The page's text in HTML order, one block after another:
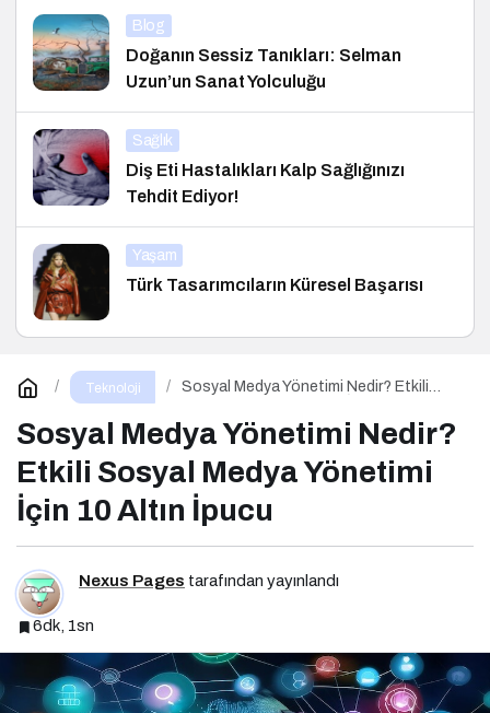
Blog
Doğanın Sessiz Tanıkları: Selman
Uzun’un Sanat Yolculuğu
Sağlık
Diş Eti Hastalıkları Kalp Sağlığınızı
Tehdit Ediyor!
Yaşam
Türk Tasarımcıların Küresel Başarısı
Teknoloji
Sosyal Medya Yönetimi Nedir? Etkili
Sosyal Medya Yönetimi Nedir?
Etkili Sosyal Medya Yönetimi
İçin 10 Altın İpucu
Nexus Pages tarafından yayınlandı
6dk, 1sn